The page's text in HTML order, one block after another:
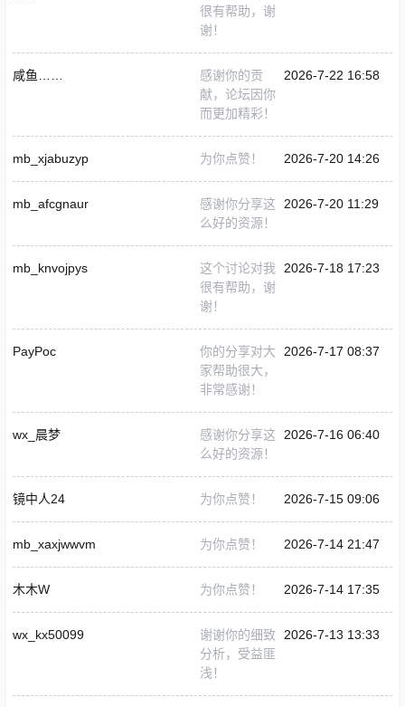
很有帮助，谢
谢！
咸鱼……
感谢你的贡
献，论坛因你
而更加精彩！
2026-7-22 16:58
mb_xjabuzyp 为你点赞！ 2026-7-20 14:26
mb_afcgnaur
感谢你分享这
么好的资源！
2026-7-20 11:29
mb_knvojpys
这个讨论对我
很有帮助，谢
谢！
2026-7-18 17:23
PayPoc
你的分享对大
家帮助很大，
非常感谢！
2026-7-17 08:37
wx_晨梦
感谢你分享这
么好的资源！
2026-7-16 06:40
镜中人24 为你点赞！ 2026-7-15 09:06
mb_xaxjwwvm 为你点赞！ 2026-7-14 21:47
木木W 为你点赞！ 2026-7-14 17:35
wx_kx50099
谢谢你的细致
分析，受益匪
浅！
2026-7-13 13:33